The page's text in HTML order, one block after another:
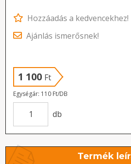
Hozzáadás a kedvencekhez!
Ajánlás ismerősnek!
1 100 Ft
Egységár: 110 Ft/DB
db
Termék